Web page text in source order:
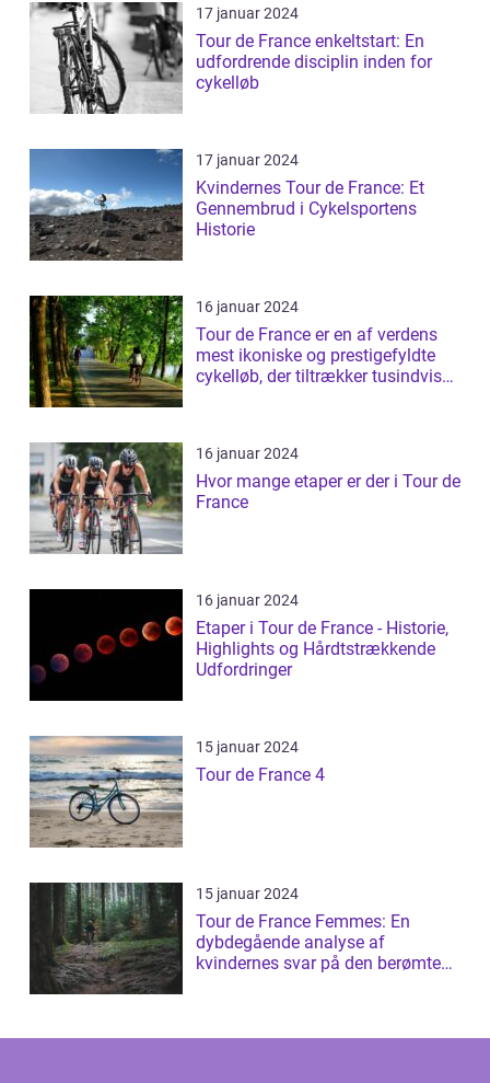
17 januar 2024
Tour de France enkeltstart: En
udfordrende disciplin inden for
cykelløb
17 januar 2024
Kvindernes Tour de France: Et
Gennembrud i Cykelsportens
Historie
16 januar 2024
Tour de France er en af verdens
mest ikoniske og prestigefyldte
cykelløb, der tiltrækker tusindvis
16 januar 2024
Hvor mange etaper er der i Tour de
France
16 januar 2024
Etaper i Tour de France - Historie,
Highlights og Hårdtstrækkende
Udfordringer
15 januar 2024
Tour de France 4
15 januar 2024
Tour de France Femmes: En
dybdegående analyse af
kvindernes svar på den berømte